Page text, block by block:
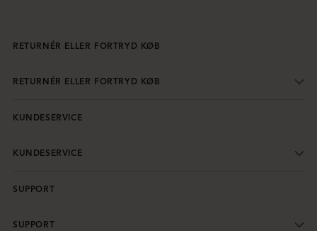
RETURNÉR ELLER FORTRYD KØB
RETURNÉR ELLER FORTRYD KØB
KUNDESERVICE
KUNDESERVICE
SUPPORT
SUPPORT